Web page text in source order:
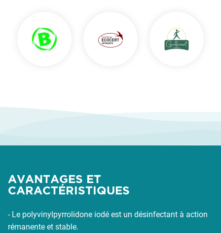
AVANTAGES ET
CARACTÉRISTIQUES
- Le polyvinylpyrrolidone iodé est un désinfectant à action
rémanente et stable.